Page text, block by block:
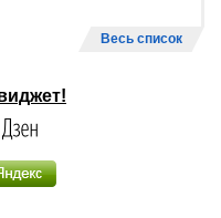
Весь список